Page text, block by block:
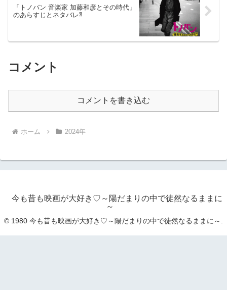
「トノバン 音楽家 加藤和彦とその時代」
のあらすじとネタバレ⁈
コメント
コメントを書き込む
ホーム 2024年
今も昔も映画が大好き♡～陽だまりの中で徒然なるままに
～
© 1980 今も昔も映画が大好き♡～陽だまりの中で徒然なるままに～.